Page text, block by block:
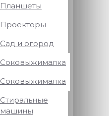
Планшеты
Проекторы
Сад и огород
Соковыжималка
Соковыжималка
Стиральные
машины